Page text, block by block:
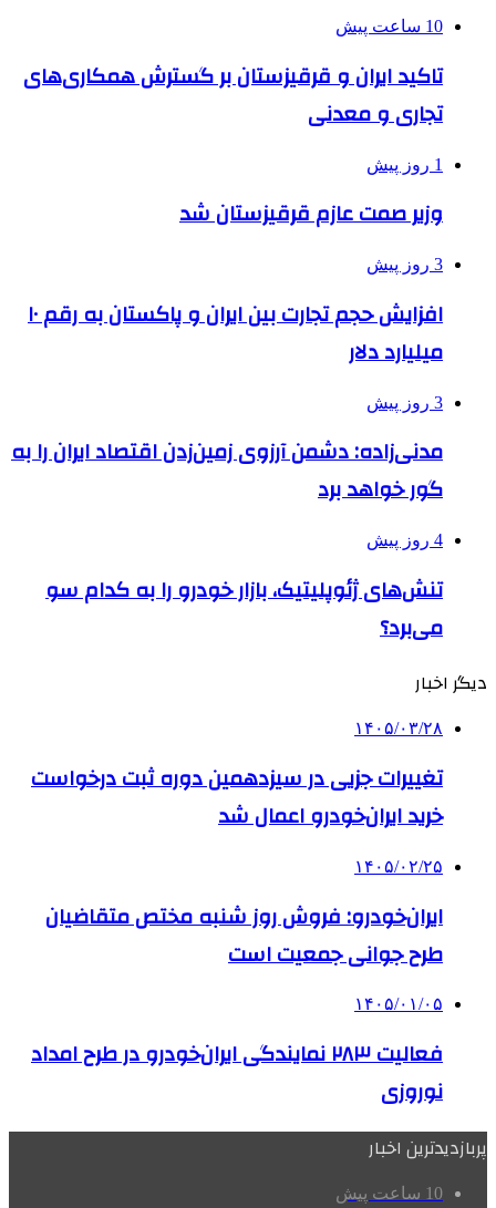
10 ساعت پیش
تاکید ایران و قرقیزستان بر گسترش همکاری‌های
تجاری و معدنی
1 روز پیش
وزیر صمت عازم قرقیزستان شد
3 روز پیش
افزایش حجم تجارت بین ایران و پاکستان به رقم ۱۰
میلیارد دلار
3 روز پیش
مدنی‌زاده: دشمن آرزوی زمین‌زدن اقتصاد ایران را به
گور خواهد برد
4 روز پیش
تنش‌های ژئوپلیتیک، بازار خودرو را به کدام سو
می‌برد؟
دیگر اخبار
۱۴۰۵/۰۳/۲۸
تغییرات جزیی در سیزدهمین دوره ثبت درخواست
خرید ایران‌خودرو اعمال شد
۱۴۰۵/۰۲/۲۵
ایران‌خودرو: فروش روز شنبه مختص متقاضیان
طرح جوانی جمعیت است
۱۴۰۵/۰۱/۰۵
فعالیت ۲۸۳ نمایندگی‌ ایران‌خودرو در طرح امداد
نوروزی
پربازدیدترین اخبار
10 ساعت پیش